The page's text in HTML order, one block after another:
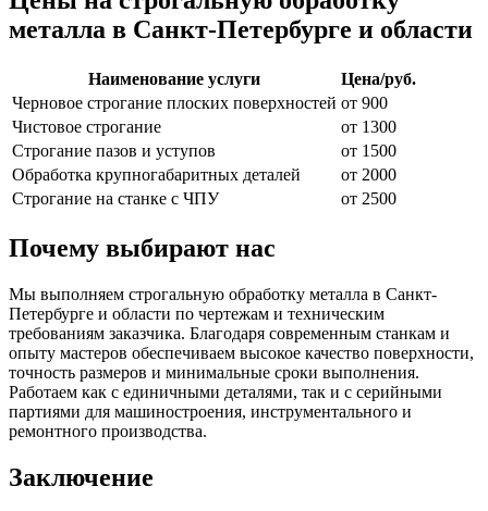
металла в Санкт-Петербурге и области
Наименование услуги
Цена/руб.
Черновое строгание плоских поверхностей от 900
Чистовое строгание
от 1300
Строгание пазов и уступов
от 1500
Обработка крупногабаритных деталей
от 2000
Строгание на станке с ЧПУ
от 2500
Почему выбирают нас
Мы выполняем строгальную обработку металла в Санкт-
Петербурге и области по чертежам и техническим
требованиям заказчика. Благодаря современным станкам и
опыту мастеров обеспечиваем высокое качество поверхности,
точность размеров и минимальные сроки выполнения.
Работаем как с единичными деталями, так и с серийными
партиями для машиностроения, инструментального и
ремонтного производства.
Заключение